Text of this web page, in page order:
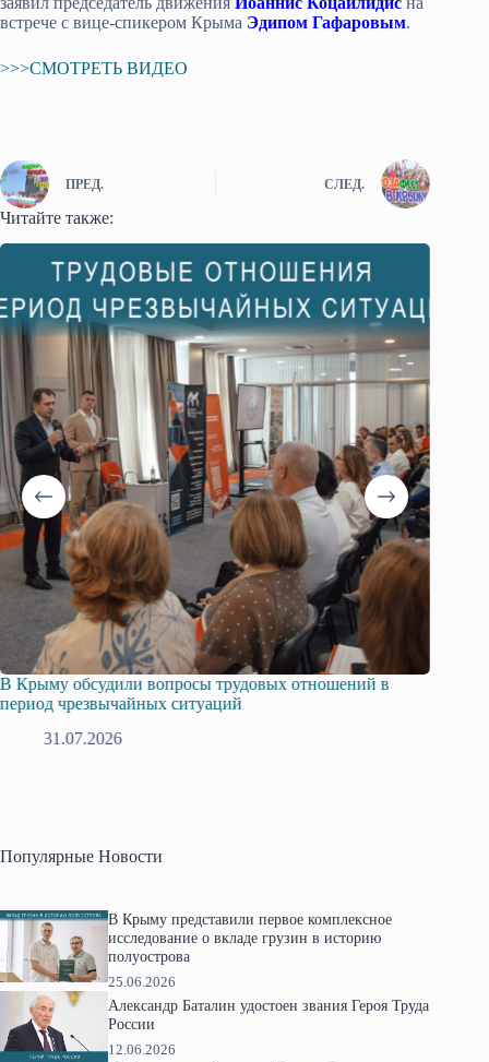
встрече с вице-спикером Крыма Эдипом Гафаровым.
>>>СМОТРЕТЬ ВИДЕО
ПРЕД. СЛЕД.
Читайте также:
В Крыму обсудили вопросы трудовых отношений в
период чрезвычайных ситуаций
31.07.2026
Популярные Новости
В Крыму представили первое комплексное
исследование о вкладе грузин в историю
полуострова
25.06.2026
Александр Баталин удостоен звания Героя Труда
России
12.06.2026